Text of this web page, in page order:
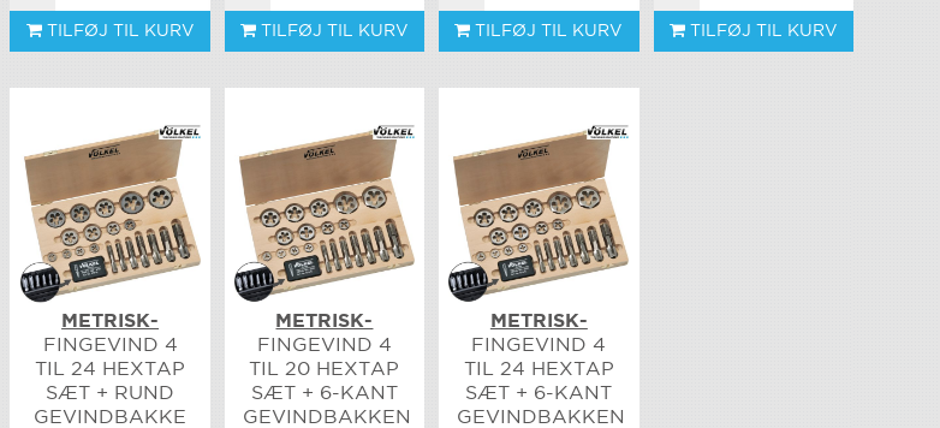
TILFØJ TIL KURV TILFØJ TIL KURV TILFØJ TIL KURV TILFØJ TIL KURV
METRISK-
FINGEVIND 4
TIL 24 HEXTAP
SÆT + RUND
GEVINDBAKKE
METRISK-
FINGEVIND 4
TIL 20 HEXTAP
SÆT + 6-KANT
GEVINDBAKKEN
METRISK-
FINGEVIND 4
TIL 24 HEXTAP
SÆT + 6-KANT
GEVINDBAKKEN